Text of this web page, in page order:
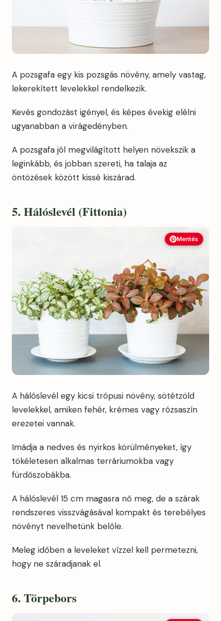
A pozsgafa egy kis pozsgás növény, amely vastag,
lekerekített levelekkel rendelkezik.
Kevés gondozást igényel, és képes évekig elélni
ugyanabban a virágedényben.
A pozsgafa jól megvilágított helyen növekszik a
leginkább, és jobban szereti, ha talaja az
öntözések között kissé kiszárad.
5. Hálóslevél (Fittonia)
Mentés
A hálóslevél egy kicsi trópusi növény, sötétzöld
levelekkel, amiken fehér, krémes vagy rózsaszín
erezetei vannak.
Imádja a nedves és nyirkos körülményeket, így
tökéletesen alkalmas terráriumokba vagy
fürdőszobákba.
A hálóslevél 15 cm magasra nő meg, de a szárak
rendszeres visszvágásával kompakt és terebélyes
növényt nevelhetünk belőle.
Meleg időben a leveleket vízzel kell permetezni,
hogy ne száradjanak el.
6. Törpebors